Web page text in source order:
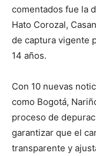
comentados fue la
Hato Corozal,
de captura vigente
14 años.
Con 10 nuevas
como Bogotá,
proceso de
garantizar que el
transparente y